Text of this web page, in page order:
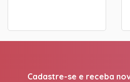
Cadastre-se e receba